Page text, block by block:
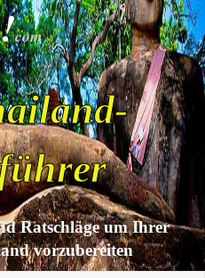
com
Ratschläge um Ihrer
vorzubereiten